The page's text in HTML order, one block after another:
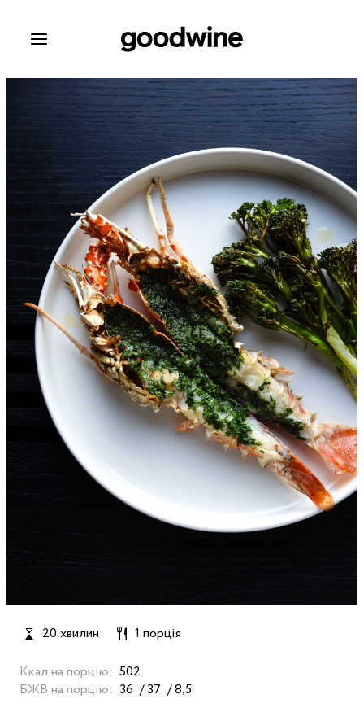
20 хвилин 1 порція
Ккал на порцію: 502
БЖВ на порцію: 36 37 8,5